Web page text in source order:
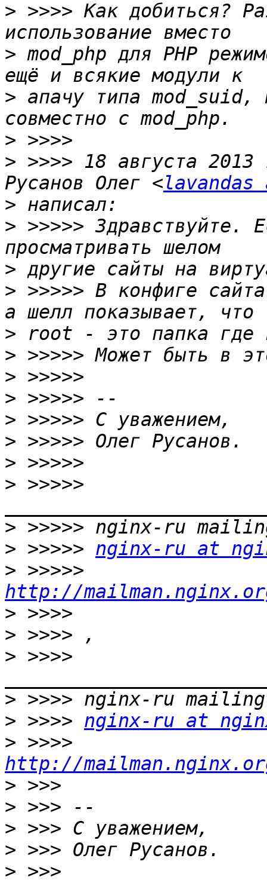
> >>>> Как добиться?
> mod_php для PHP
> апачу типа mod_suid,
>
> >>>> 18 августа
Русанов Олег <
>
> >>>>> Здравствуйте.
>
> >>>>> В конфиге
>
>
>
>
>
>
>
> >>>>>
>
> >>>>> nginx-ru at
>
http://
>
>
> >>>>
>
> >>>> nginx-ru at
>
http://
>
>
>
>
> >>>